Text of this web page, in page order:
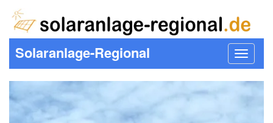
Toggle
Solaranlage-Regional